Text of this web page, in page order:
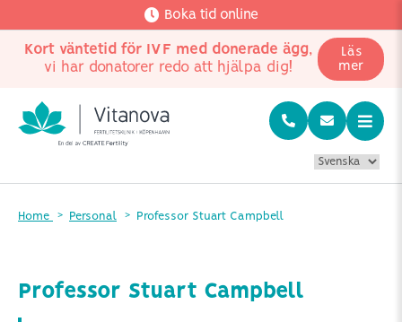
Boka tid online
Kort väntetid för IVF med donerade ägg,
vi har donatorer redo att hjälpa dig!
Läs
mer
Home Personal Professor Stuart Campbell
Professor Stuart Campbell